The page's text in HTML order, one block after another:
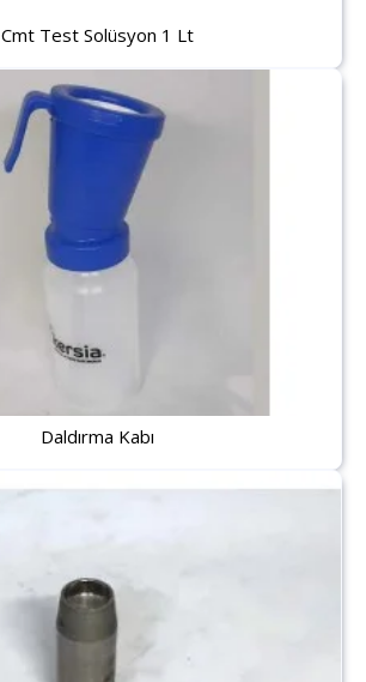
Cmt Test Solüsyon 1 Lt
Daldırma Kabı